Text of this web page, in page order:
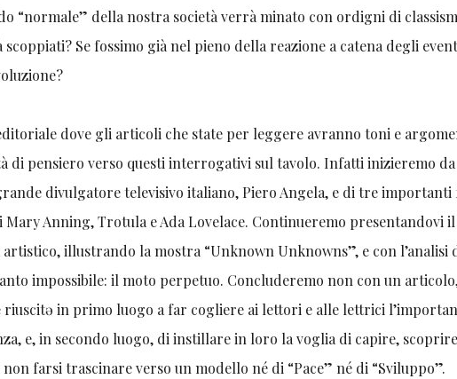
“normale” della nostra società verrà minato con ordigni di
Se fossimo già nel pieno della reazione a catena degli
dove gli articoli che state per leggere avranno toni e
pensiero verso questi interrogativi sul tavolo. Infatti inizieremo da
divulgatore televisivo italiano, Piero Angela, e di tre
Anning, Trotula e Ada Lovelace. Continueremo presentandovi
illustrando la mostra “Unknown Unknowns”, e con l’analisi
impossibile: il moto perpetuo. Concluderemo non con un
riuscitə in primo luogo a far cogliere ai lettori e alle lettrici
e, in secondo luogo, di instillare in loro la voglia di capire,
farsi trascinare verso un modello né di “Pace” né di “Sviluppo”.